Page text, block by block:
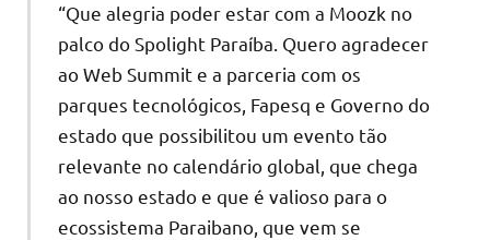
“Que alegria poder estar com a Moozk no
palco do Spolight Paraíba. Quero agradecer
ao Web Summit e a parceria com os
parques tecnológicos, Fapesq e Governo do
estado que possibilitou um evento tão
relevante no calendário global, que chega
ao nosso estado e que é valioso para o
ecossistema Paraibano, que vem se